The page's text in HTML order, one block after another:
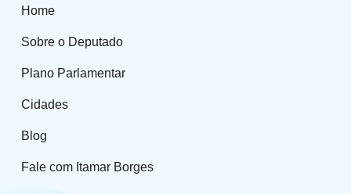
Home
Sobre o Deputado
Plano Parlamentar
Cidades
Blog
Fale com Itamar Borges